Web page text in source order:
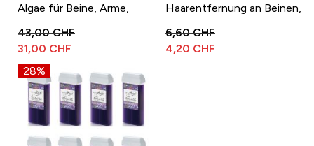
Algae für Beine, Arme,
31,00 CHF
43,00 CHF
Haarentfernung an Beinen,
4,20 CHF
6,60 CHF
28%